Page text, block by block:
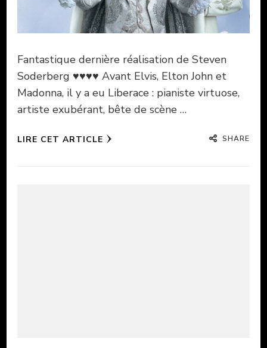
Fantastique dernière réalisation de Steven
Soderberg ♥♥♥♥ Avant Elvis, Elton John et
Madonna, il y a eu Liberace : pianiste virtuose,
artiste exubérant, bête de scène …
LIRE CET ARTICLE SHARE